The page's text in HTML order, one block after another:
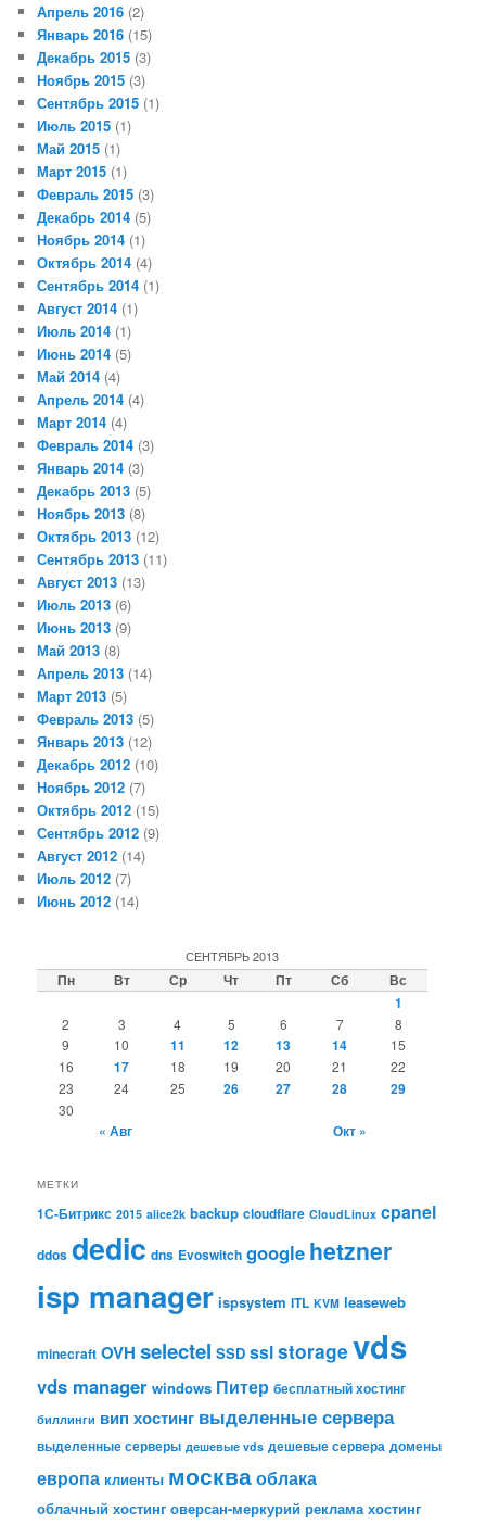
Апрель 2016 (2)
Январь 2016 (15)
Декабрь 2015 (3)
Ноябрь 2015 (3)
Сентябрь 2015 (1)
Июль 2015 (1)
Май 2015 (1)
Март 2015 (1)
Февраль 2015 (3)
Декабрь 2014 (5)
Ноябрь 2014 (1)
Октябрь 2014 (4)
Сентябрь 2014 (1)
Август 2014 (1)
Июль 2014 (1)
Июнь 2014 (5)
Май 2014 (4)
Апрель 2014 (4)
Март 2014 (4)
Февраль 2014 (3)
Январь 2014 (3)
Декабрь 2013 (5)
Ноябрь 2013 (8)
Октябрь 2013 (12)
Сентябрь 2013 (11)
Август 2013 (13)
Июль 2013 (6)
Июнь 2013 (9)
Май 2013 (8)
Апрель 2013 (14)
Март 2013 (5)
Февраль 2013 (5)
Январь 2013 (12)
Декабрь 2012 (10)
Ноябрь 2012 (7)
Октябрь 2012 (15)
Сентябрь 2012 (9)
Август 2012 (14)
Июль 2012 (7)
Июнь 2012 (14)
СЕНТЯБРЬ 2013
Пн Вт Ср Чт Пт Сб
Вс
1
2 3 4 5 6 7
8
9
10 11 12 13 14
15
16
17 18 19 20 21
22
23
24 25 26 27 28 29
30
« Авг Окт »
МЕТКИ
1С-Битрикс 2015 alice2k backup cloudflare CloudLinux cpanel
ddos dedic dns Evoswitch google hetzner
isp manager ispsystem ITL KVM leaseweb
minecraft OVH selectel SSD sslstorage vds
vds manager windows Питер бесплатный хостинг
биллинги вип хостинг выделенные сервера
выделенные серверы дешевые vds дешевые сервера домены
европа клиенты москваоблака
облачный хостинг оверсан-меркурий реклама хостинг